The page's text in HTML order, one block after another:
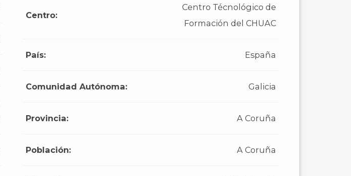
Centro:
Centro Técnológico de
Formación del CHUAC
País: España
Comunidad Autónoma: Galicia
Provincia: A Coruña
Población: A Coruña